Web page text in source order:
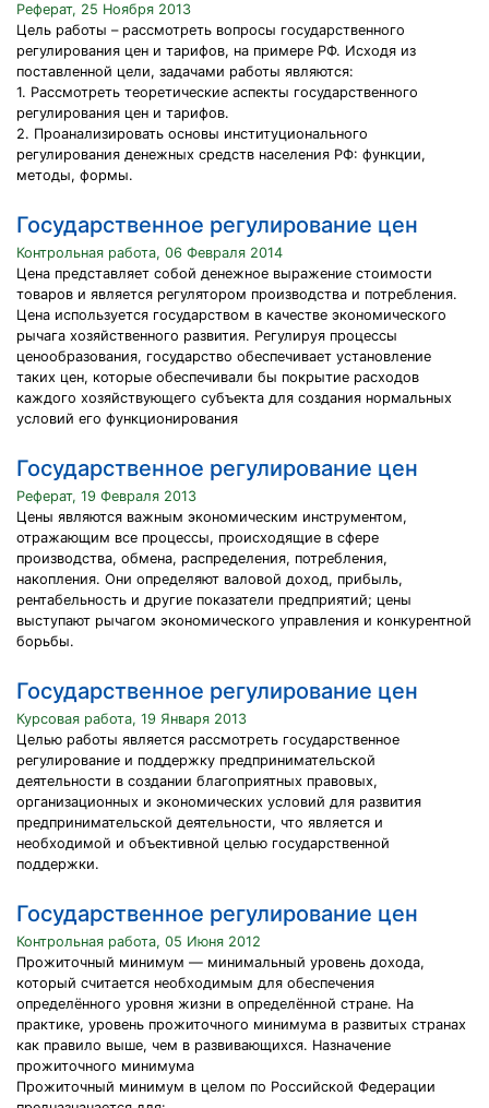
Реферат, 25 Ноября 2013
Цель работы – рассмотреть вопросы государственного
регулирования цен и тарифов, на примере РФ. Исходя из
поставленной цели, задачами работы являются:
1. Рассмотреть теоретические аспекты государственного
регулирования цен и тарифов.
2. Проанализировать основы институционального
регулирования денежных средств населения РФ: функции,
методы, формы.
Государственное регулирование цен
Контрольная работа, 06 Февраля 2014
Цена представляет собой денежное выражение стоимости
товаров и является регулятором производства и потребления.
Цена используется государством в качестве экономического
рычага хозяйственного развития. Регулируя процессы
ценообразования, государство обеспечивает установление
таких цен, которые обеспечивали бы покрытие расходов
каждого хозяйствующего субъекта для создания нормальных
условий его функционирования
Государственное регулирование цен
Реферат, 19 Февраля 2013
Цены являются важным экономическим инструментом,
отражающим все процессы, происходящие в сфере
производства, обмена, распределения, потребления,
накопления. Они определяют валовой доход, прибыль,
рентабельность и другие показатели предприятий; цены
выступают рычагом экономического управления и конкурентной
борьбы.
Государственное регулирование цен
Курсовая работа, 19 Января 2013
Целью работы является рассмотреть государственное
регулирование и поддержку предпринимательской
деятельности в создании благоприятных правовых,
организационных и экономических условий для развития
предпринимательской деятельности, что является и
необходимой и объективной целью государственной
поддержки.
Государственное регулирование цен
Контрольная работа, 05 Июня 2012
Прожиточный минимум — минимальный уровень дохода,
который считается необходимым для обеспечения
определённого уровня жизни в определённой стране. На
практике, уровень прожиточного минимума в развитых странах
как правило выше, чем в развивающихся. Назначение
прожиточного минимума
Прожиточный минимум в целом по Российской Федерации